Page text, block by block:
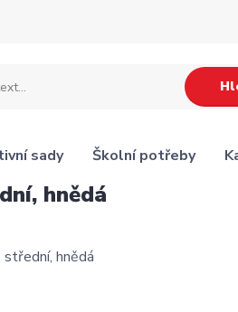
sady Školní potřeby
hnědá